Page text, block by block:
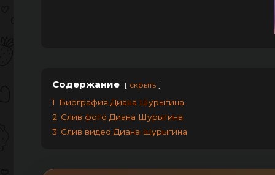
Содержание скрыть
1
Биография Диана Шурыгина
2 Слив фото Диана Шурыгина
3 Слив видео Диана Шурыгина